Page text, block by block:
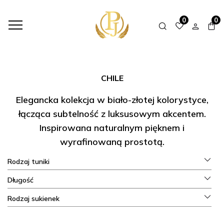
0 0
CHILE
Elegancka kolekcja w biało-złotej kolorystyce,
łącząca subtelność z luksusowym akcentem.
Inspirowana naturalnym pięknem i
wyrafinowaną prostotą.
Rodzaj tuniki
Długość
Rodzaj sukienek